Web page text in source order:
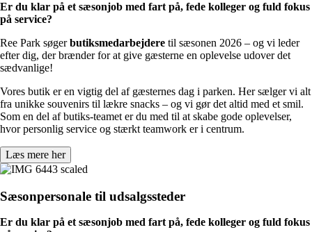
Er du klar på et sæsonjob med fart på, fede kolleger og fuld fokus
på service?
Ree Park søgerbutiksmedarbejdere til sæsonen 2026 – og vi leder
efter dig, der brænder for at give gæsterne en oplevelse udover det
sædvanlige!
Vores butik er en vigtig del af gæsternes dag i parken. Her sælger vi alt
fra unikke souvenirs til lækre snacks – og vi gør det altid med et smil.
Som en del af butiks-teamet er du med til at skabe gode oplevelser,
hvor personlig service og stærkt teamwork er i centrum.
Læs mere her
Sæsonpersonale til udsalgssteder
Er du klar på et sæsonjob med fart på, fede kolleger og fuld fokus